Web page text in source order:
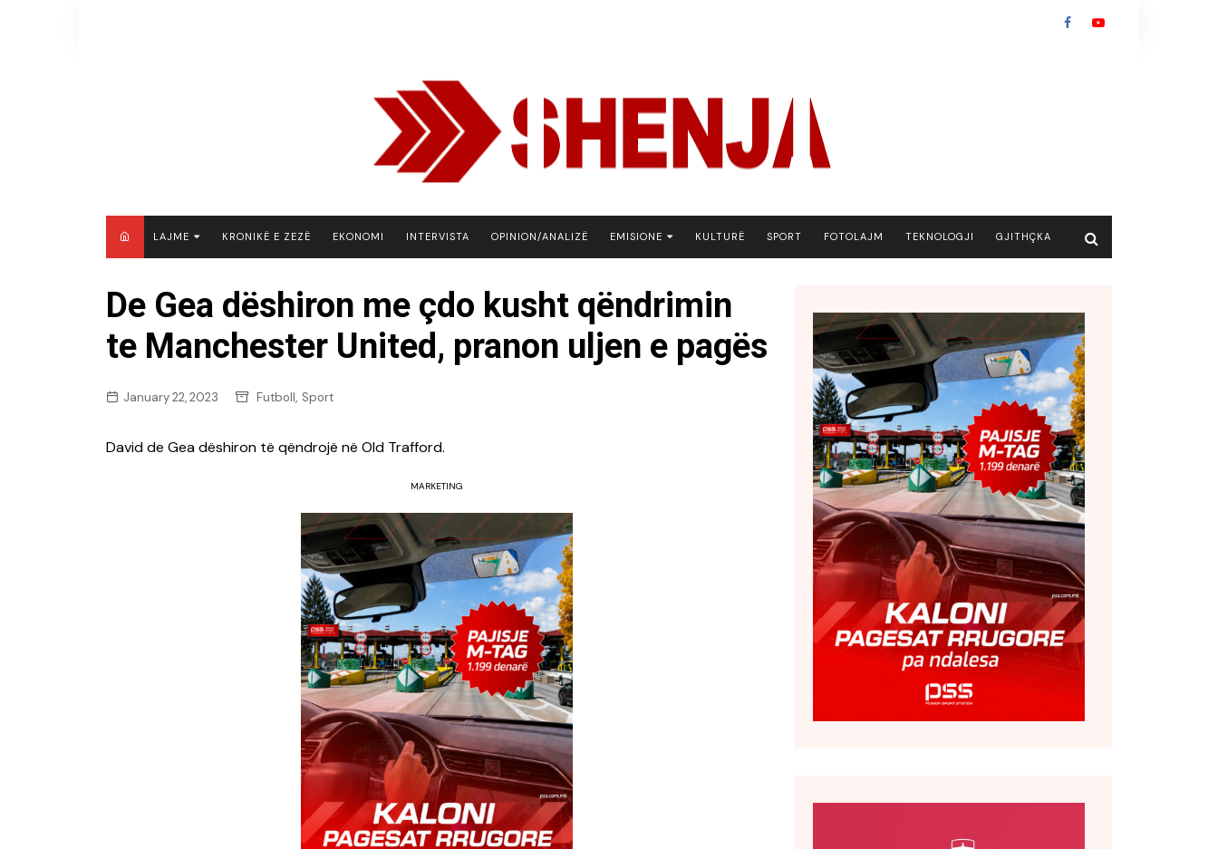
LAJME
KOSOVË
SHQIPËRI
BOTË
KRONIKË E ZEZË EKONOMI INTERVISTA OPINION/ANALIZË EMISIONE
BOTA NE FOKUS
EMISION DEBATIV
KULTURË SPORT FOTOLAJM TEKNOLOGJI GJITHÇKA
De Gea dëshiron me çdo kusht qëndrimin
te Manchester United, pranon uljen e pagës
January 22, 2023 Futboll, Sport
David de Gea dëshiron të qëndrojë në Old Trafford.
MARKETING